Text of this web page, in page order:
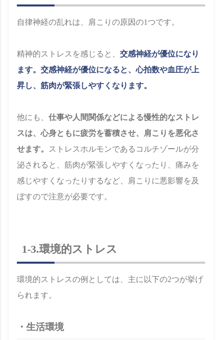
自律神経の乱れは、肩こりの原因の1つです。
精神的ストレスを感じると、交感神経が優位になり
ます。交感神経が優位になると、心拍数や血圧が上
昇し、筋肉が緊張しやすくなります。
他にも、仕事や人間関係などによる慢性的なストレ
スは、心身ともに疲労を蓄積させ、肩こりを悪化さ
せます。 ストレスホルモンであるコルチゾールが分
泌されると、筋肉が緊張しやすくなったり、痛みを
感じやすくなったりするなど、肩こりに悪影響を及
ぼすので注意が必要です。
1-3.環境的ストレス
環境的ストレスの例としては、主に以下の2つが挙げ
られます。
・生活環境